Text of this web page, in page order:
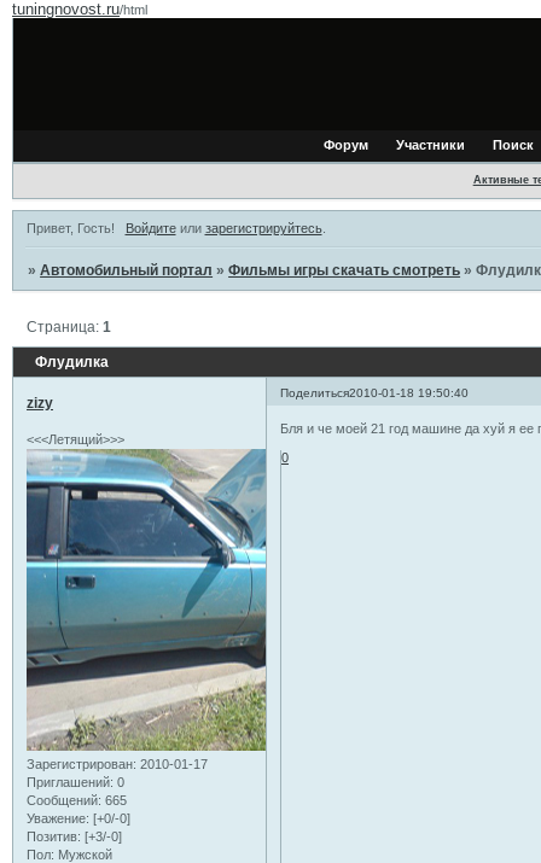
tuningnovost.ru/html
Форум Участники Поиск
Активные
Привет, Гость! Войдитеили зарегистрируйтесь.
»Автомобильный портал »Фильмы игры скачать смотреть »
Флудилка
Страница:1
Поделиться2010-01-18 19:50:40
zizy
<<<Летящий>>>
Зарегистрирован: 2010-01-17
Приглашений: 0
Сообщений: 665
Уважение: [+0/-0]
Позитив: [+3/-0]
Пол: Мужской
Бля и че моей 21 год машине да хуй я
0